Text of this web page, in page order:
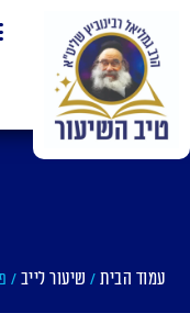
עמוד הבית/ שיעור לייב /